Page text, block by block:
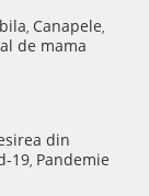
, Canapele,
de mama
din
19, Pandemie